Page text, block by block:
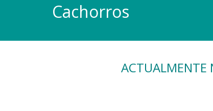
Cachorros
ACTUALMENTE